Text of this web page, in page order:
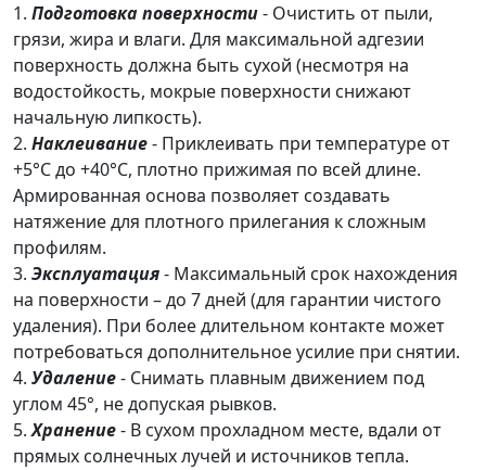
1. Подготовка поверхности- Очистить от пыли,
грязи, жира и влаги. Для максимальной адгезии
поверхность должна быть сухой (несмотря на
водостойкость, мокрые поверхности снижают
начальную липкость).
2. Наклеивание- Приклеивать при температуре от
+5°C до +40°C, плотно прижимая по всей длине.
Армированная основа позволяет создавать
натяжение для плотного прилегания к сложным
профилям.
3. Эксплуатация- Максимальный срок нахождения
на поверхности – до 7 дней (для гарантии чистого
удаления). При более длительном контакте может
потребоваться дополнительное усилие при снятии.
4. Удаление- Снимать плавным движением под
углом 45°, не допуская рывков.
5.Хранение- В сухом прохладном месте, вдали от
прямых солнечных лучей и источников тепла.